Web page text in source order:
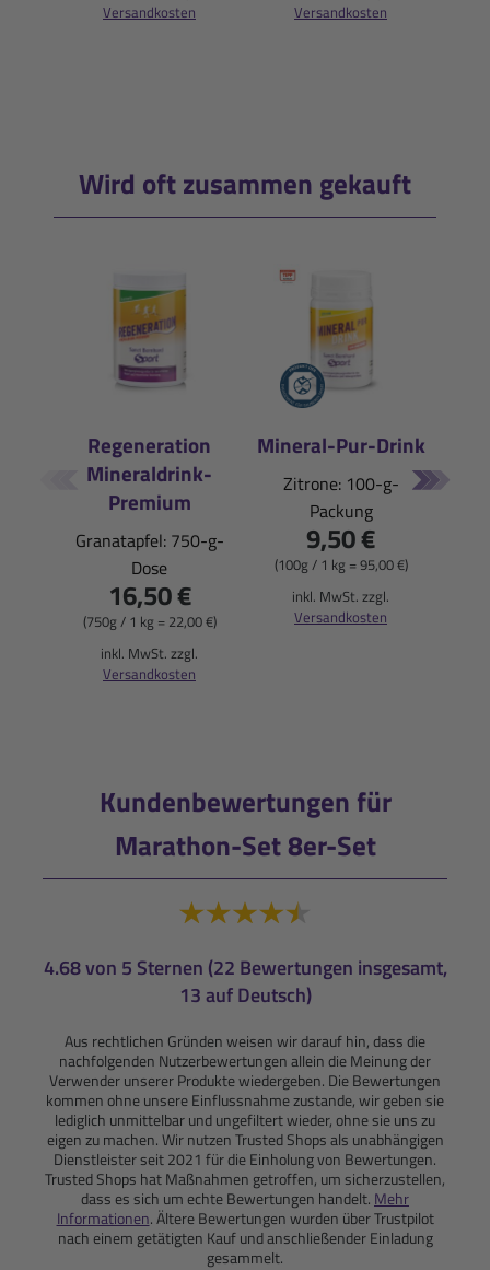
Versandkosten
Versandkosten
Wird oft zusammen gekauft
Regeneration
Mineraldrink-
Premium
Granatapfel: 750-g-
Dose
16,50 €
(750g / 1 kg = 22,00 €)
inkl. MwSt. zzgl.
Versandkosten
Mineral-Pur-Drink
Zitrone: 100-g-
Packung
9,50 €
(100g / 1 kg = 95,00 €)
inkl. MwSt. zzgl.
Versandkosten
Kundenbewertungen für
Marathon-Set 8er-Set
4.68 von 5 Sternen (22 Bewertungen insgesamt,
13 auf Deutsch)
Aus rechtlichen Gründen weisen wir darauf hin, dass die
nachfolgenden Nutzerbewertungen allein die Meinung der
Verwender unserer Produkte wiedergeben. Die Bewertungen
kommen ohne unsere Einflussnahme zustande, wir geben sie
lediglich unmittelbar und ungefiltert wieder, ohne sie uns zu
eigen zu machen. Wir nutzen Trusted Shops als unabhängigen
Dienstleister seit 2021 für die Einholung von Bewertungen.
Trusted Shops hat Maßnahmen getroffen, um sicherzustellen,
dass es sich um echte Bewertungen handelt. Mehr
Informationen. Ältere Bewertungen wurden über Trustpilot
nach einem getätigten Kauf und anschließender Einladung
gesammelt.